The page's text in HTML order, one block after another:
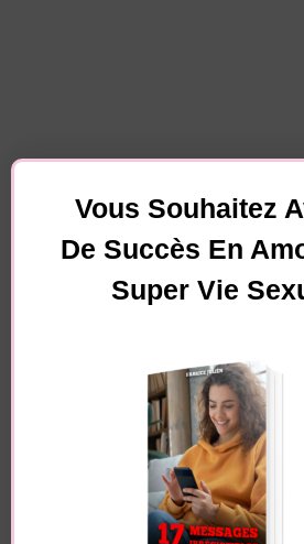
Laisser un
Votre adresse e-mail ne sera
Vous Souhaitez
De Succès En
Super Vie